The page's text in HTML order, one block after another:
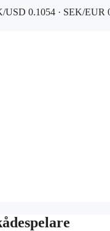
USD 0.1054 · SEK/EUR